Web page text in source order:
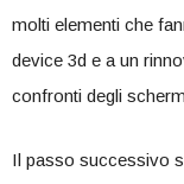
molti elementi che
device 3d e a un
confronti degli
Il passo successivo